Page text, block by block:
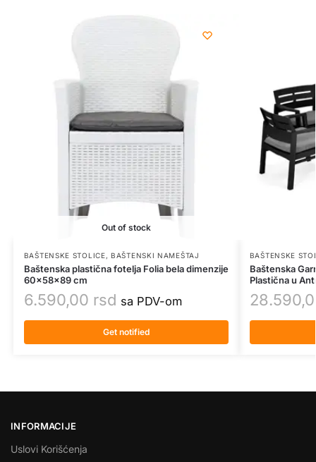
Out of stock
BAŠTENSKE STOLICE,BAŠTENSKI NAMEŠTAJ
Baštenska plastična fotelja Folia bela dimenzije
60x58x89 cm
6.590,00 rsd sa PDV-om
Get notified
BAŠTENSKE
Baštenska
Plastična u
INFORMACIJE
Uslovi Korišćenja